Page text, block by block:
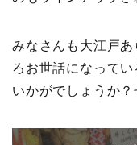
みなさんも大江戸
ろお世話になって
いかがでしょうか？